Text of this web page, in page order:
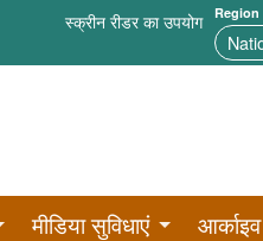
स्क्रीन रीडर का उपयोग Region
मीडिया सुविधाएं आर्काइव